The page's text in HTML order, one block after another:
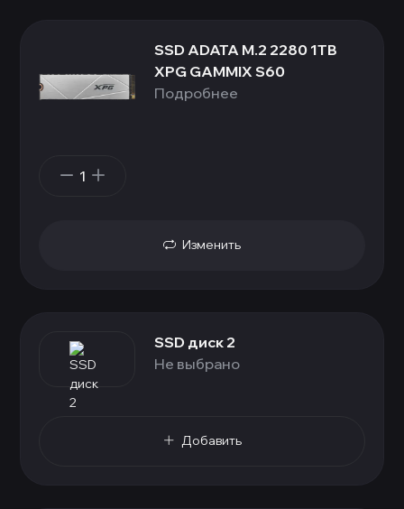
SSD ADATA M.2 2280 1TB
XPG GAMMIX S60
Подробнее
1
Изменить
SSD диск 2
Не выбрано
Добавить